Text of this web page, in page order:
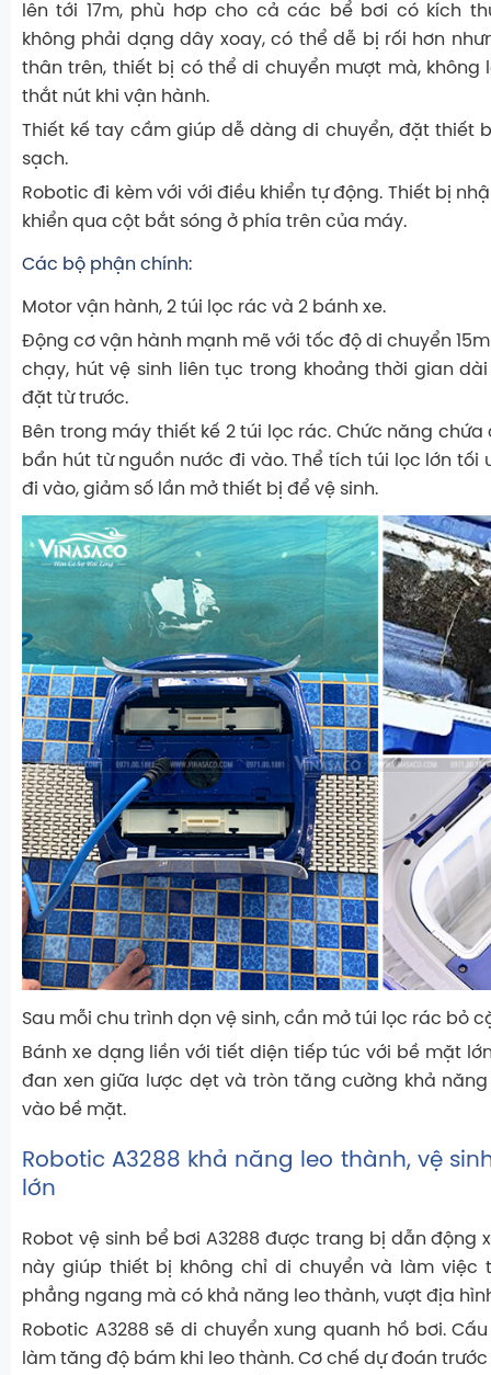
lên tới 17m, phù hơp cho cả các bể bơi có kích
không phải dạng dây xoay, có thể dễ bị rối hơn
thân trên, thiết bị có thể di chuyển mượt mà, không
thắt nút khi vận hành.
Thiết kế tay cầm giúp dễ dàng di chuyển, đặt thiết
sạch.
Robotic đi kèm với với điều khiển tự động. Thiết bị
khiển qua cột bắt sóng ở phía trên của máy.
Các bộ phận chính:
Motor vận hành, 2 túi lọc rác và 2 bánh xe.
Động cơ vận hành mạnh mẽ với tốc độ di chuyển
chạy, hút vệ sinh liên tục trong khoảng thời gian
đặt từ trước.
Bên trong máy thiết kế 2 túi lọc rác. Chức năng chứa
bẩn hút từ nguồn nước đi vào. Thể tích túi lọc lớn tối
đi vào, giảm số lần mở thiết bị để vệ sinh.
Sau mỗi chu trình dọn vệ sinh, cần mở túi lọc rác bỏ
Bánh xe dạng liền với tiết diện tiếp túc với bề mặt
đan xen giữa lược dẹt và tròn tăng cường khả
vào bề mặt.
Robotic A3288 khả năng leo thành, vệ
lớn
Robot vệ sinh bể bơi A3288 được trang bị dẫn động
này giúp thiết bị không chỉ di chuyển và làm việc
phẳng ngang mà có khả năng leo thành, vượt địa
Robotic A3288 sẽ di chuyển xung quanh hồ bơi.
làm tăng độ bám khi leo thành. Cơ chế dự đoán